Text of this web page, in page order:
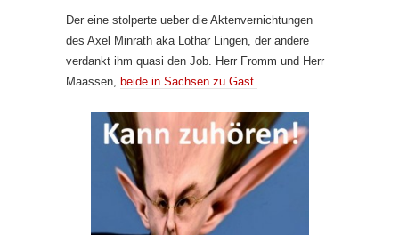
Der eine stolperte ueber die Aktenvernichtungen
des Axel Minrath aka Lothar Lingen, der andere
verdankt ihm quasi den Job. Herr Fromm und Herr
Maassen, beide in Sachsen zu Gast.